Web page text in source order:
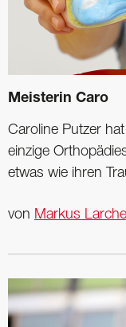
Meisterin Caro
Caroline Putzer
einzige
etwas wie ihren
von Markus